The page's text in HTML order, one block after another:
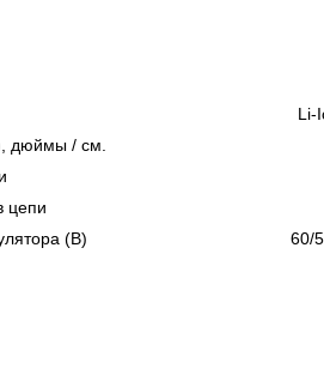
Li-
дюймы / см.
цепи
(В)
60/